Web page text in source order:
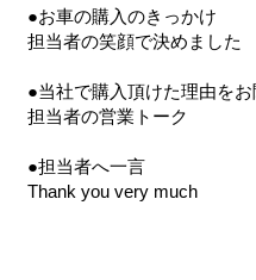
●お車の購入のきっかけ
担当者の笑顔で決めました
●当社で購入頂けた理由を
担当者の営業トーク
●担当者へ一言
Thank you very much